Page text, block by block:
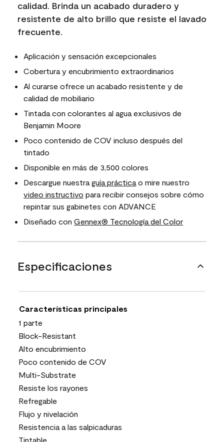
calidad. Brinda un acabado duradero y
resistente de alto brillo que resiste el lavado
frecuente.
Aplicación y sensación excepcionales
Cobertura y encubrimiento extraordinarios
Al curarse ofrece un acabado resistente y de
calidad de mobiliario
Tintada con colorantes al agua exclusivos de
Benjamin Moore
Poco contenido de COV incluso después del
tintado
Disponible en más de 3,500 colores
Descargue nuestraguía prácticao mire nuestro
video instructivo para recibir consejos sobre cómo
repintar sus gabinetes con ADVANCE
Diseñado con Gennex® Tecnología del Color
Especificaciones
Características principales
1 parte
Block-Resistant
Alto encubrimiento
Poco contenido de COV
Multi-Substrate
Resiste los rayones
Refregable
Flujo y nivelación
Resistencia a las salpicaduras
Tintable